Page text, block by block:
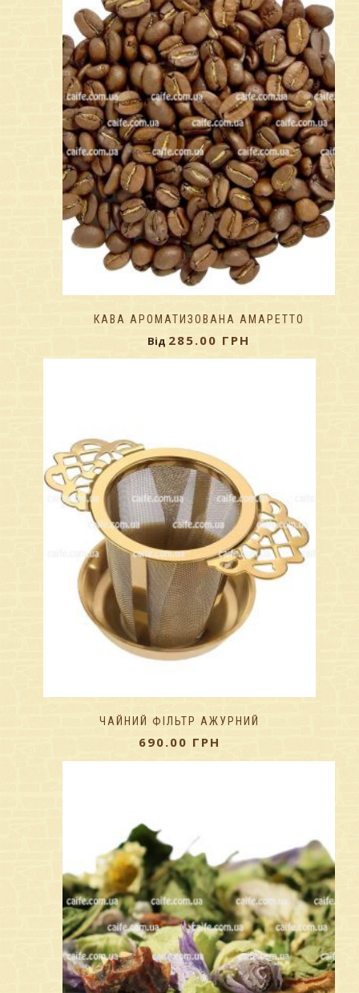
КАВА АРОМАТИЗОВАНА АМАРЕТТО
Від 285.00 ГРН
ЧАЙНИЙ ФІЛЬТР АЖУРНИЙ
690.00 ГРН